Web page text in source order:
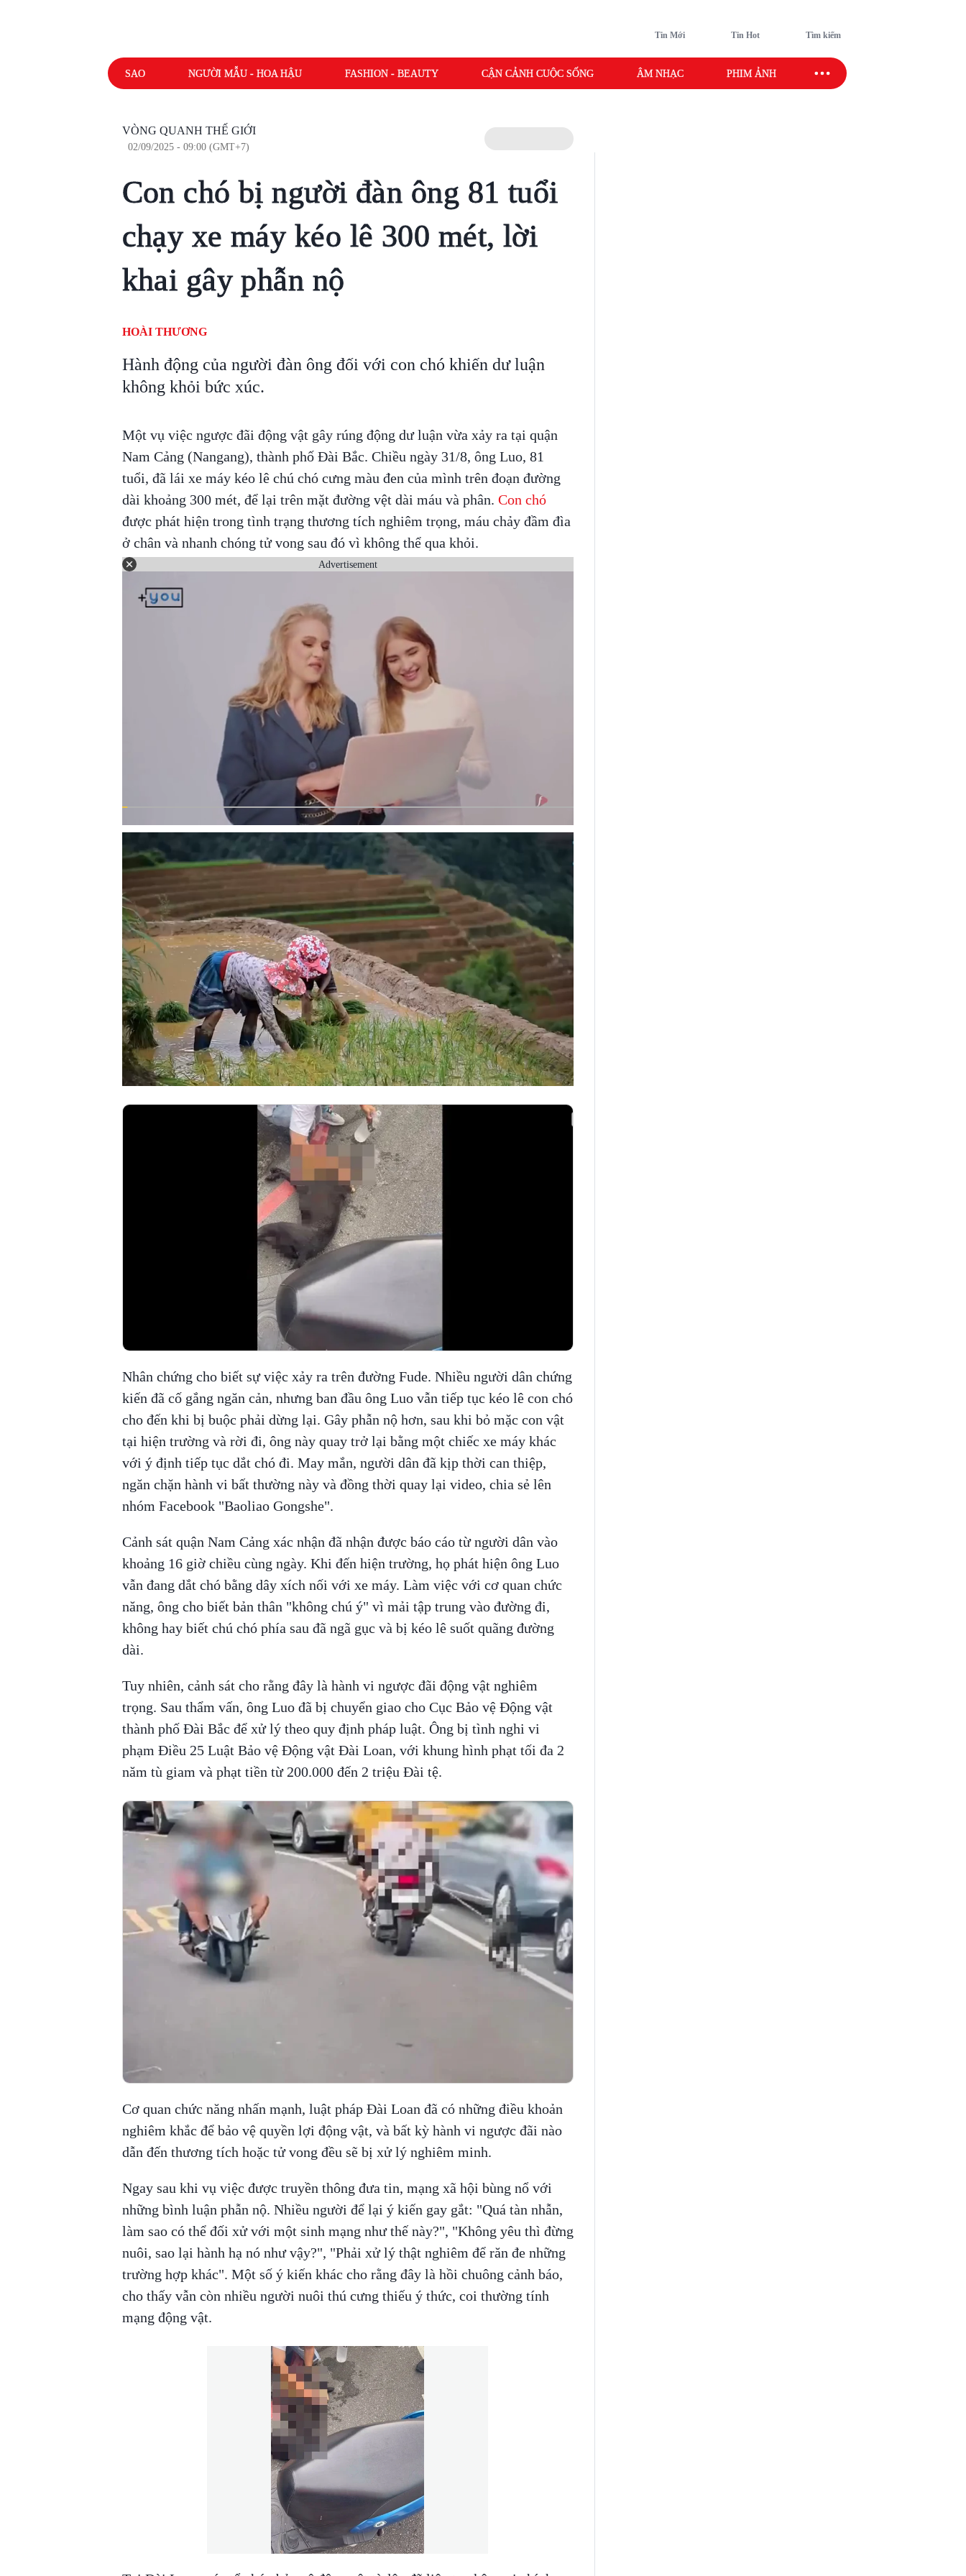
Tin Mới Tin Hot Tìm kiếm
SAO NGƯỜI MẪU - HOA HẬU FASHION - BEAUTY CẬN CẢNH CUỘC SỐNG ÂM NHẠC PHIM ẢNH SAO SPORT
VÒNG QUANH THẾ GIỚI
02/09/2025 - 09:00 (GMT+7)
Con chó bị người đàn ông 81 tuổi
chạy xe máy kéo lê 300 mét, lời
khai gây phẫn nộ
HOÀI THƯƠNG
Hành động của người đàn ông đối với con chó khiến dư luận
không khỏi bức xúc.
Một vụ việc ngược đãi động vật gây rúng động dư luận vừa xảy ra tại quận
Nam Cảng (Nangang), thành phố Đài Bắc. Chiều ngày 31/8, ông Luo, 81
tuổi, đã lái xe máy kéo lê chú chó cưng màu đen của mình trên đoạn đường
dài khoảng 300 mét, để lại trên mặt đường vệt dài máu và phân. Con chó
được phát hiện trong tình trạng thương tích nghiêm trọng, máu chảy đầm đìa
ở chân và nhanh chóng tử vong sau đó vì không thể qua khỏi.
Advertisement
Nhân chứng cho biết sự việc xảy ra trên đường Fude. Nhiều người dân chứng
kiến đã cố gắng ngăn cản, nhưng ban đầu ông Luo vẫn tiếp tục kéo lê con chó
cho đến khi bị buộc phải dừng lại. Gây phẫn nộ hơn, sau khi bỏ mặc con vật
tại hiện trường và rời đi, ông này quay trở lại bằng một chiếc xe máy khác
với ý định tiếp tục dắt chó đi. May mắn, người dân đã kịp thời can thiệp,
ngăn chặn hành vi bất thường này và đồng thời quay lại video, chia sẻ lên
nhóm Facebook "Baoliao Gongshe".
Cảnh sát quận Nam Cảng xác nhận đã nhận được báo cáo từ người dân vào
khoảng 16 giờ chiều cùng ngày. Khi đến hiện trường, họ phát hiện ông Luo
vẫn đang dắt chó bằng dây xích nối với xe máy. Làm việc với cơ quan chức
năng, ông cho biết bản thân "không chú ý" vì mải tập trung vào đường đi,
không hay biết chú chó phía sau đã ngã gục và bị kéo lê suốt quãng đường
dài.
Tuy nhiên, cảnh sát cho rằng đây là hành vi ngược đãi động vật nghiêm
trọng. Sau thẩm vấn, ông Luo đã bị chuyển giao cho Cục Bảo vệ Động vật
thành phố Đài Bắc để xử lý theo quy định pháp luật. Ông bị tình nghi vi
phạm Điều 25 Luật Bảo vệ Động vật Đài Loan, với khung hình phạt tối đa 2
năm tù giam và phạt tiền từ 200.000 đến 2 triệu Đài tệ.
Cơ quan chức năng nhấn mạnh, luật pháp Đài Loan đã có những điều khoản
nghiêm khắc để bảo vệ quyền lợi động vật, và bất kỳ hành vi ngược đãi nào
dẫn đến thương tích hoặc tử vong đều sẽ bị xử lý nghiêm minh.
Ngay sau khi vụ việc được truyền thông đưa tin, mạng xã hội bùng nổ với
những bình luận phẫn nộ. Nhiều người để lại ý kiến gay gắt: "Quá tàn nhẫn,
làm sao có thể đối xử với một sinh mạng như thế này?", "Không yêu thì đừng
nuôi, sao lại hành hạ nó như vậy?", "Phải xử lý thật nghiêm để răn đe những
trường hợp khác". Một số ý kiến khác cho rằng đây là hồi chuông cảnh báo,
cho thấy vẫn còn nhiều người nuôi thú cưng thiếu ý thức, coi thường tính
mạng động vật.